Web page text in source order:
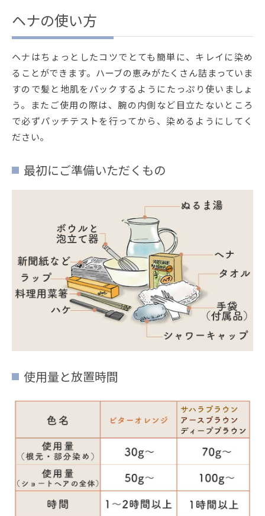
ヘナの使い方
ヘナはちょっとしたコツでとても簡単に、キレイに染め
ることができます。ハーブの恵みがたくさん詰まっていま
すので髪と地肌をパックするようにたっぷり使いましょ
う。またご使用の際は、腕の内側など目立たないところ
で必ずパッチテストを行ってから、染めるようにしてく
ださい。
最初にご準備いただくもの
使用量と放置時間